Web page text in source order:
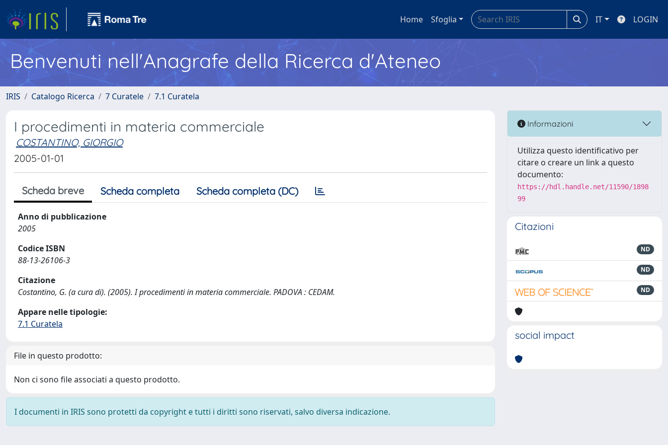
Home Sfoglia IT LOGIN
Benvenuti nell'Anagrafe della Ricerca d'Ateneo
IRIS Catalogo Ricerca 7 Curatele 7.1 Curatela
I procedimenti in materia commerciale
COSTANTINO, GIORGIO
2005-01-01
Scheda breve Scheda completa Scheda completa (DC)
Anno di pubblicazione
2005
Codice ISBN
88-13-26106-3
Citazione
Costantino, G. (a cura di). (2005). I procedimenti in materia commerciale. PADOVA : CEDAM.
Appare nelle tipologie:
7.1 Curatela
File in questo prodotto:
Non ci sono file associati a questo prodotto.
I documenti in IRIS sono protetti da copyright e tutti i diritti sono riservati, salvo diversa indicazione.
Informazioni
Utilizza questo identificativo per
citare o creare un link a questo
documento:
https://hdl.handle.net/11590/1898
99
Citazioni
ND
ND
ND
social impact